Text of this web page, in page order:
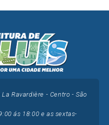
Ravardière - Centro - São
ás 18:00 e as sextas-